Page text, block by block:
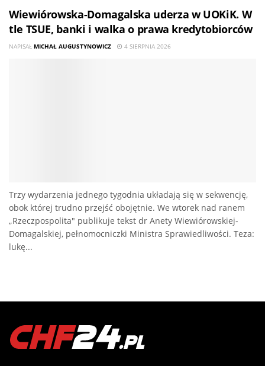
Wiewiórowska-Domagalska uderza w UOKiK. W
tle TSUE, banki i walka o prawa kredytobiorców
NAPISAŁ MICHAŁ AUGUSTYNOWICZ 4 SIERPNIA 2026
Trzy wydarzenia jednego tygodnia układają się w sekwencję,
obok której trudno przejść obojętnie. We wtorek nad ranem
„Rzeczpospolita" publikuje tekst dr Anety Wiewiórowskiej-
Domagalskiej, pełnomocniczki Ministra Sprawiedliwości. Teza:
lukę...